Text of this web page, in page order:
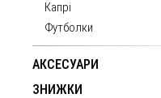
Капрі
Футболки
АКСЕСУАРИ
ЗНИЖКИ